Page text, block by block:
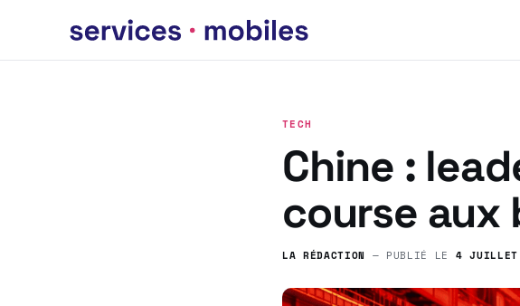
TECH
Chine :
course aux
LA RÉDACTION — PUBLIÉ LE 4